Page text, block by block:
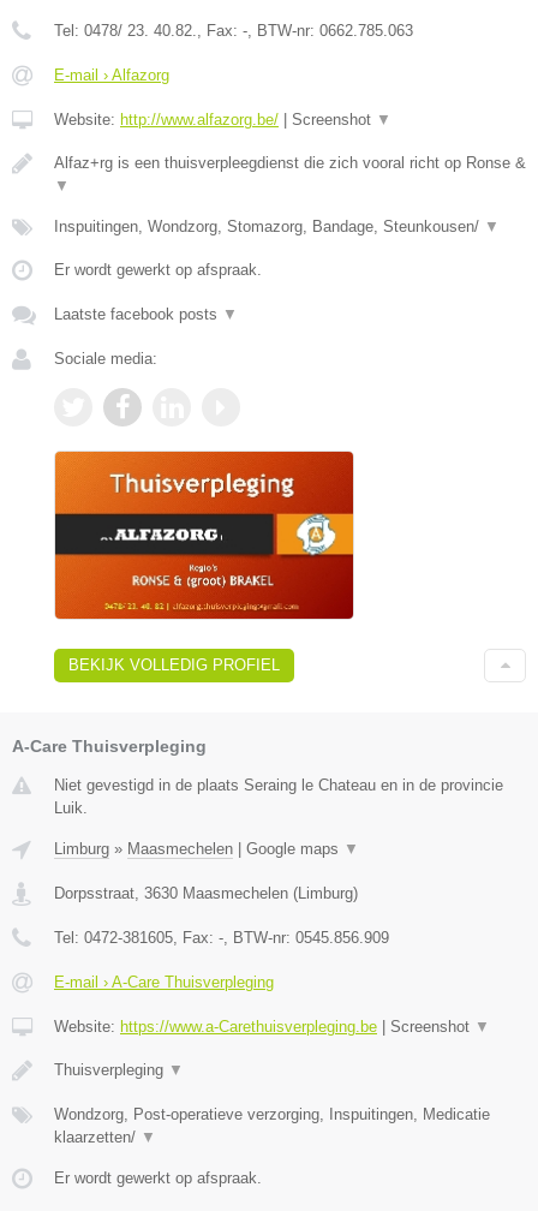
Tel: 0478/ 23. 40.82. , Fax: - , BTW-nr: 0662.785.063
E-mail › Alfazorg
Website: http://www.alfazorg.be/ | Screenshot ▼
Alfaz+rg is een thuisverpleegdienst die zich vooral richt op Ronse &
▼
Inspuitingen, Wondzorg, Stomazorg, Bandage, Steunkousen/ ▼
Er wordt gewerkt op afspraak.
Laatste facebook posts ▼
Sociale media:
BEKIJK VOLLEDIG PROFIEL
A-Care Thuisverpleging
Niet gevestigd in de plaats Seraing le Chateau en in de provincie
Luik.
Limburg » Maasmechelen | Google maps ▼
Dorpsstraat 3630 Maasmechelen (Limburg)
Tel: 0472-381605 , Fax: - , BTW-nr: 0545.856.909
E-mail › A-Care Thuisverpleging
Website: https://www.a-Carethuisverpleging.be | Screenshot ▼
Thuisverpleging ▼
Wondzorg, Post-operatieve verzorging, Inspuitingen, Medicatie
klaarzetten/ ▼
Er wordt gewerkt op afspraak.